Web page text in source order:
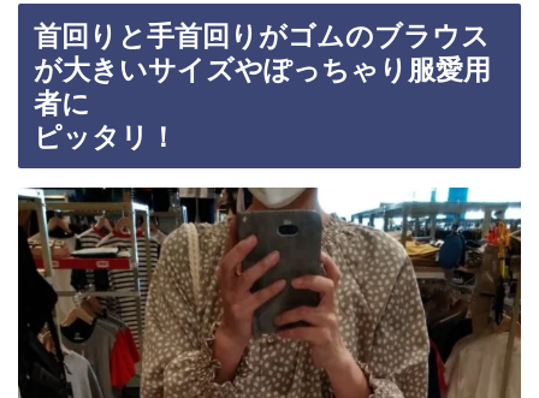
首回りと手首回りがゴムのブラウス
が大きいサイズやぽっちゃり服愛用
者に
ピッタリ！